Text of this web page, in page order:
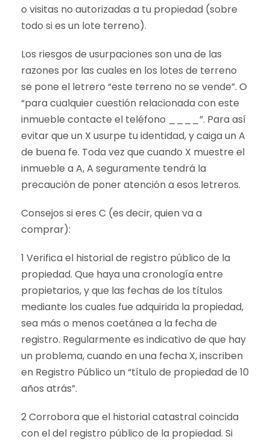
o visitas no autorizadas a tu propiedad (sobre
todo si es un lote terreno).
Los riesgos de usurpaciones son una de las
razones por las cuales en los lotes de terreno
se pone el letrero “este terreno no se vende”. O
“para cualquier cuestión relacionada con este
inmueble contacte el teléfono ____”. Para así
evitar que un X usurpe tu identidad, y caiga un A
de buena fe. Toda vez que cuando X muestre el
inmueble a A, A seguramente tendrá la
precaución de poner atención a esos letreros.
Consejos si eres C (es decir, quien va a
comprar):
1 Verifica el historial de registro público de la
propiedad. Que haya una cronología entre
propietarios, y que las fechas de los títulos
mediante los cuales fue adquirida la propiedad,
sea más o menos coetánea a la fecha de
registro. Regularmente es indicativo de que hay
un problema, cuando en una fecha X, inscriben
en Registro Público un “título de propiedad de 10
años atrás”.
2 Corrobora que el historial catastral coincida
con el del registro público de la propiedad. Si